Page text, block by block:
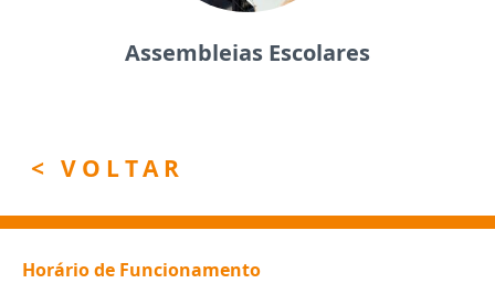
Assembleias Escolares
< VOLTAR
Horário de Funcionamento